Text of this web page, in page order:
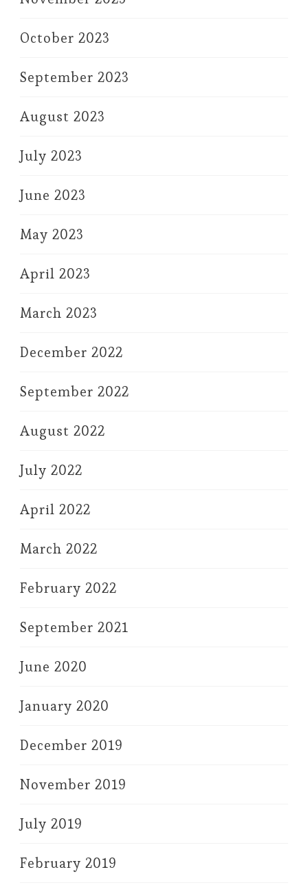
October 2023
September 2023
August 2023
July 2023
June 2023
May 2023
April 2023
March 2023
December 2022
September 2022
August 2022
July 2022
April 2022
March 2022
February 2022
September 2021
June 2020
January 2020
December 2019
November 2019
July 2019
February 2019